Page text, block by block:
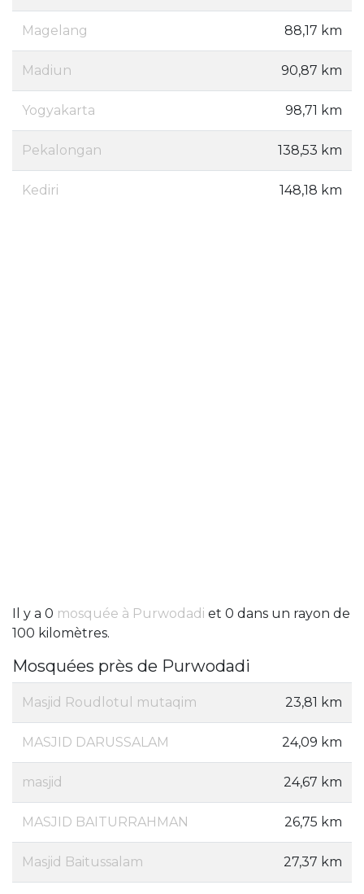
Magelang 88,17 km
Madiun 90,87 km
Yogyakarta 98,71 km
Pekalongan 138,53 km
Kediri 148,18 km
Il y a 0 mosquée à Purwodadi et 0 dans un rayon de
100 kilomètres.
Mosquées près de Purwodadi
Masjid Roudlotul mutaqim 23,81 km
MASJID DARUSSALAM 24,09 km
masjid 24,67 km
MASJID BAITURRAHMAN 26,75 km
Masjid Baitussalam 27,37 km